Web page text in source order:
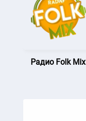
Радио Folk Mix